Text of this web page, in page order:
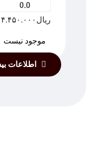
0.0
ریال ۴.۴۵۰.۰۰۰
موجود نیست
اطلاعات